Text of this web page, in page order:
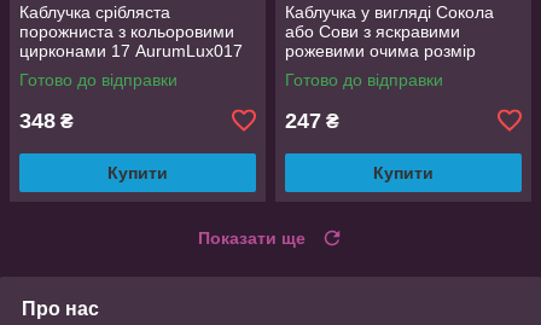
Каблучка срібляста
порожниста з кольоровими
цирконами 17 AurumLux017
Готово до відправки
348 ₴
Купити
Каблучка у вигляді Сокола
або Сови з яскравими
рожевими очима розмір
регульований
Готово до відправки
247 ₴
Купити
Показати ще
Про нас